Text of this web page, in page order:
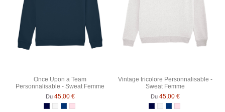
Once Upon a Team
Personnalisable - Sweat Femme
Du 45,00 €
Bleu Marine
Blanc chiné
Bleu Marine Chiné
Rose Chiné
Vintage tricolore Personnalisable -
Sweat Femme
Du 45,00 €
Bleu Marine
Blanc chiné
Bleu Marine Chiné
Rose Chiné